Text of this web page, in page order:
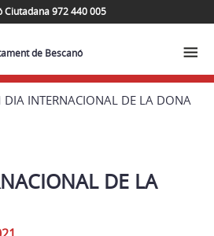
Ciutadana 972 440 005
de Bescanó
INTERNACIONAL DE LA DONA
DE LA